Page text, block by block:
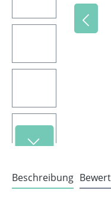
Beschreibung